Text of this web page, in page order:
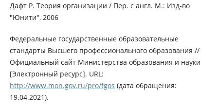
Дафт Р. Теория организации / Пер. с англ. М.: Изд-во
"Юнити", 2006
Федеральные государственные образовательные
стандарты Высшего профессионального образования //
Официальный сайт Министерства образования и науки
[Электронный ресурс]. URL:
http://www.mon.gov.ru/pro/fgos (дата обращения:
19.04.2021).